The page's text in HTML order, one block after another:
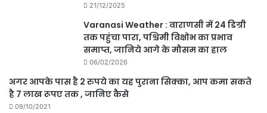
21/12/2025
Varanasi Weather : वाराणसी में 24 डिग्री
तक पहुंचा पारा, पश्चिमी विक्षोभ का प्रभाव
समाप्त, जानिये आगे के मौसम का हाल
06/02/2026
अगर आपके पास है 2 रुपये का यह पुराना सिक्का, आप कमा सकते
है 7 लाख रूपए तक , जानिए कैसे
09/10/2021